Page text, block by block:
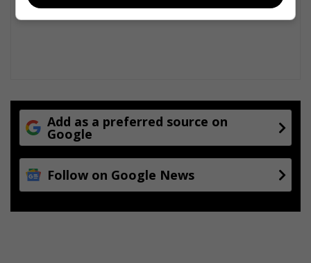
Add as a preferred source on
Google
Follow on Google News